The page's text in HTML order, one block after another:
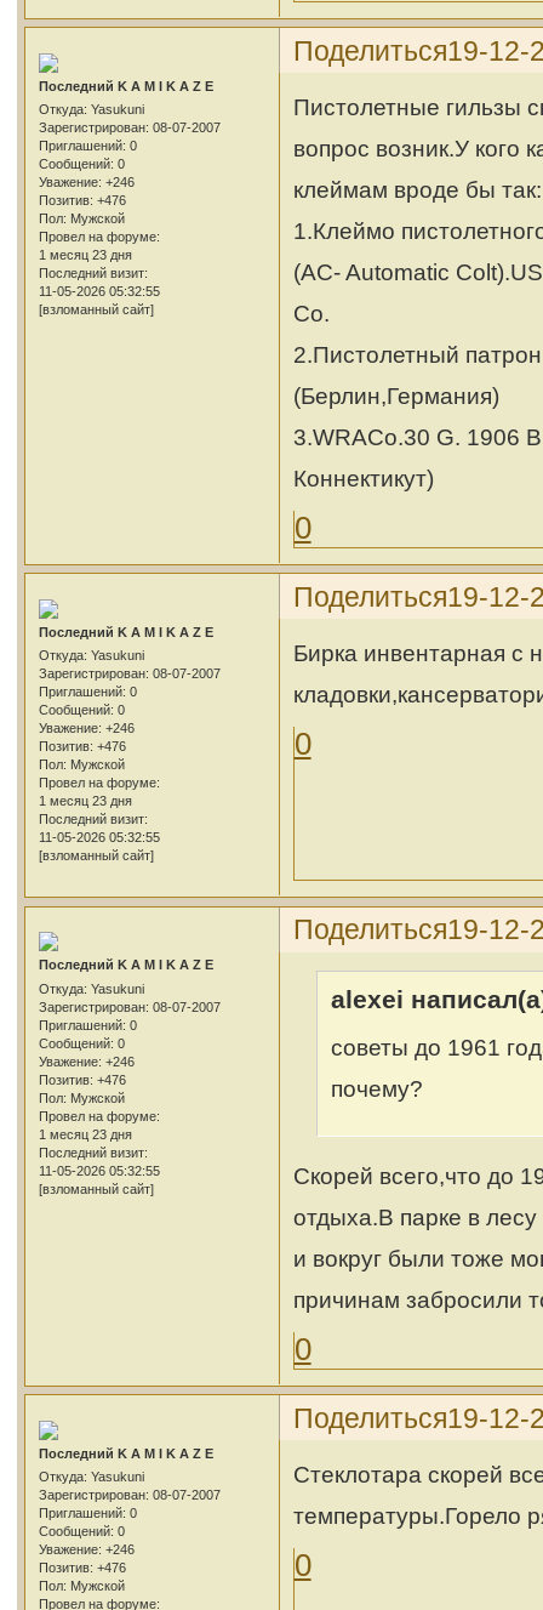
Поделиться19-12-
Последний K A M I K A Z E
Откуда: Yasukuni
Зарегистрирован: 08-07-2007
Приглашений: 0
Сообщений: 0
Уважение: +246
Позитив: +476
Пол: Мужской
Провел на форуме:
1 месяц 23 дня
Последний визит:
11-05-2026 05:32:55
[взломанный сайт]
Пистолетные гильзы
вопрос возник.У кого
клеймам вроде бы так:
1.Клеймо
(AC- Automatic
Co.
2.Пистолетный
(Берлин,Германия)
3.WRACo.30 G. 1906
Коннектикут)
0
Поделиться19-12-
Последний K A M I K A Z E
Откуда: Yasukuni
Зарегистрирован: 08-07-2007
Приглашений: 0
Сообщений: 0
Уважение: +246
Позитив: +476
Пол: Мужской
Провел на форуме:
1 месяц 23 дня
Последний визит:
11-05-2026 05:32:55
[взломанный сайт]
Бирка инвентарная с
0
Поделиться19-12-
Последний K A M I K A Z E
Откуда: Yasukuni
Зарегистрирован: 08-07-2007
Приглашений: 0
Сообщений: 0
Уважение: +246
Позитив: +476
Пол: Мужской
Провел на форуме:
1 месяц 23 дня
Последний визит:
11-05-2026 05:32:55
[взломанный сайт]
alexei
советы до 1961
почему?
Скорей всего,что до
отдыха.В парке в
и вокруг были тоже
причинам забросили
0
Поделиться19-12-
Последний K A M I K A Z E
Откуда: Yasukuni
Зарегистрирован: 08-07-2007
Приглашений: 0
Сообщений: 0
Уважение: +246
Позитив: +476
Пол: Мужской
Провел на форуме:
Стеклотара скорей
температуры.Горело
0